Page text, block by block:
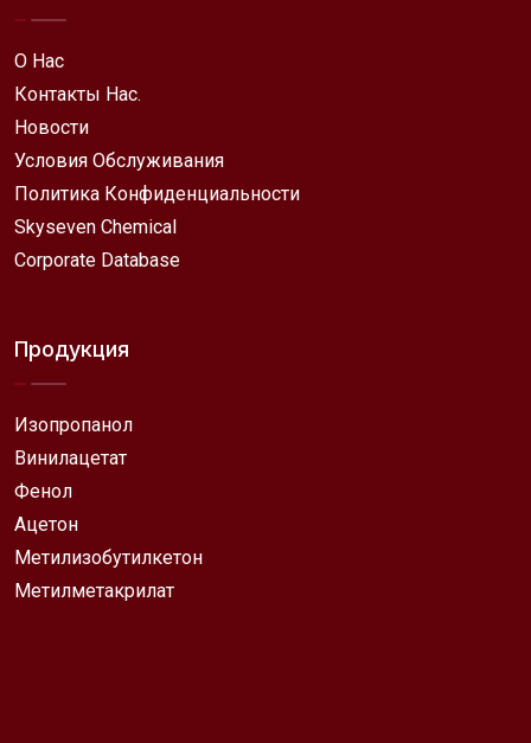
О Нас
Контакты Нас.
Новости
Условия Обслуживания
Политика Конфиденциальности
Skyseven Chemical
Corporate Database
Продукция
Изопропанол
Винилацетат
Фенол
Ацетон
Метилизобутилкетон
Метилметакрилат